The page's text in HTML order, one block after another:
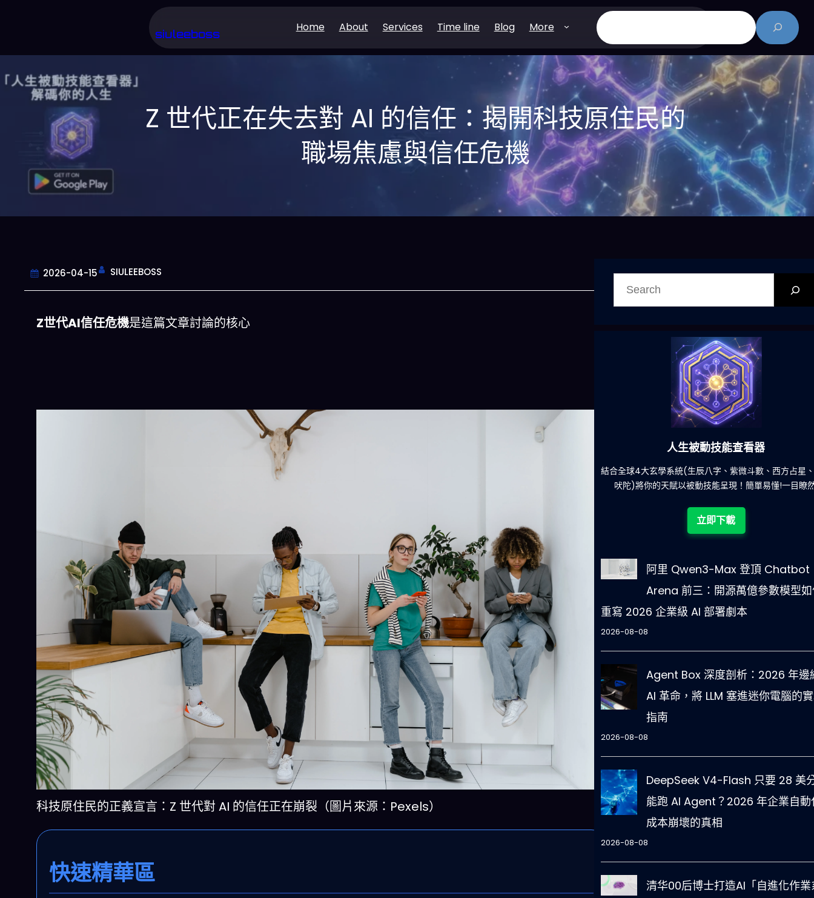
主
要
siuleeboss Home About Services Time line Blog More
搜
尋
Z 世代正在失去對 AI 的信任：揭開科技原住民的
職場焦慮與信任危機
2026-04-15 SIULEEBOSS
Z世代AI信任危機是這篇文章討論的核心
科技原住民的正義宣言：Z 世代對 AI 的信任正在崩裂（圖片來源：Pexels）
快速精華區
人生被動技能查看器
結合全球4大玄學系統(生辰八字、紫微斗數、西方占星
吠陀)將你的天賦以被動技能呈現！簡單易懂!一目瞭
立即下載
阿里 Qwen3-Max 登頂 Chatbot
Arena 前三：開源萬億參數模型
重寫 2026 企業級 AI 部署劇本
2026-08-08
Agent Box 深度剖析：2026 年邊
AI 革命，將 LLM 塞進迷你電腦的
指南
2026-08-08
DeepSeek V4-Flash 只要 28 美
能跑 AI Agent？2026 年企業自動
成本崩壞的真相
2026-08-08
清华00后博士打造AI「自進化作業